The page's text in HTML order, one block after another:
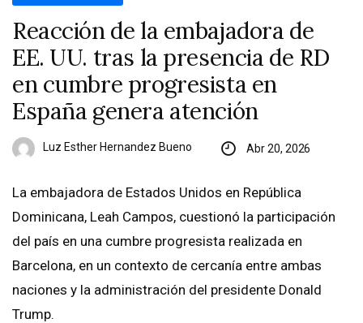
Reacción de la embajadora de
EE. UU. tras la presencia de RD
en cumbre progresista en
España genera atención
Luz Esther Hernandez Bueno Abr 20, 2026
La embajadora de Estados Unidos en República
Dominicana, Leah Campos, cuestionó la participación
del país en una cumbre progresista realizada en
Barcelona, en un contexto de cercanía entre ambas
naciones y la administración del presidente Donald
Trump.